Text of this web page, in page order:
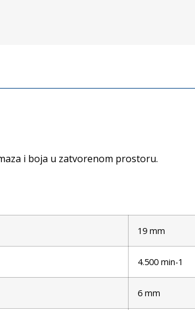
i boja u zatvorenom prostoru.
19 mm
4.500 min-1
6 mm